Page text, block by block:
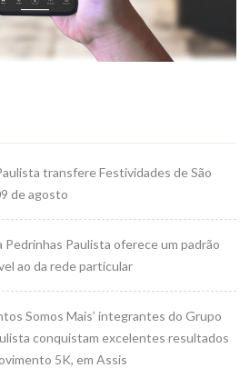
transfere Festividades de São
de agosto
Pedrinhas Paulista oferece um padrão
ao da rede particular
Somos Mais’ integrantes do Grupo
conquistam excelentes resultados
5K, em Assis